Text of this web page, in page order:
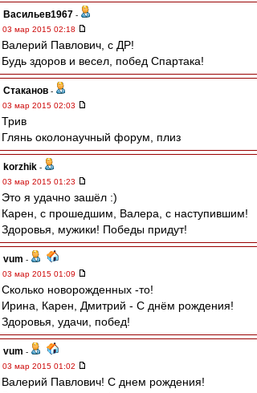
Васильев1967 -
03 мар 2015 02:18
Валерий Павлович, с ДР!
Будь здоров и весел, побед Спартака!
Cтаканов -
03 мар 2015 02:03
Трив
Глянь околонаучный форум, плиз
korzhik -
03 мар 2015 01:23
Это я удачно зашёл :)
Карен, с прошедшим, Валера, с наступившим!
Здоровья, мужики! Победы придут!
vum -
03 мар 2015 01:09
Сколько новорожденных -то!
Ирина, Карен, Дмитрий - С днём рождения!
Здоровья, удачи, побед!
vum -
03 мар 2015 01:02
Валерий Павлович! С днем рождения!